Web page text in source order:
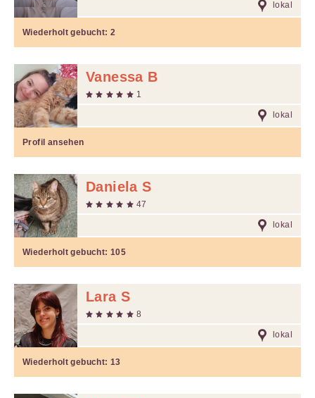
lokal
Wiederholt gebucht:2
Vanessa B
1
lokal
Profil ansehen
Daniela S
47
lokal
Wiederholt gebucht:105
Lara S
8
lokal
Wiederholt gebucht:13